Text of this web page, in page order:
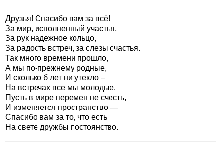
Друзья! Спасибо вам за всё!
За мир, исполненный участья,
За рук надежное кольцо,
За радость встреч, за слезы счастья.
Так много времени прошло,
А мы по-прежнему родные,
И сколько б лет ни утекло –
На встречах все мы молодые.
Пусть в мире перемен не счесть,
И изменяется пространство —
Спасибо вам за то, что есть
На свете дружбы постоянство.